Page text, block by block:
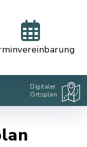
Digitaler
Ortsplan